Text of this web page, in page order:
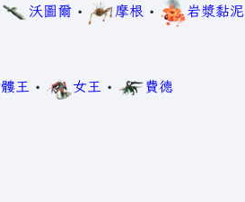
沃圖爾 • 摩根 • 岩漿黏泥
王 • 女王 • 費德